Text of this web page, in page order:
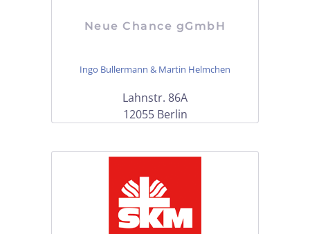
Neue Chance gGmbH
Ingo Bullermann & Martin Helmchen
Lahnstr. 86A
12055 Berlin